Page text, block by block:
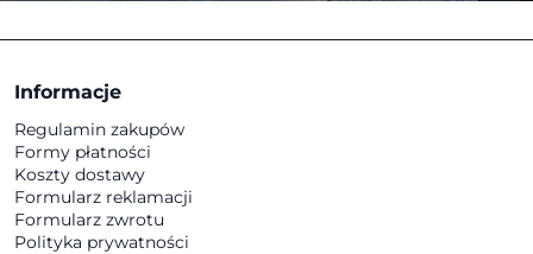
Informacje
Regulamin zakupów
Formy płatności
Koszty dostawy
Formularz reklamacji
Formularz zwrotu
Polityka prywatności